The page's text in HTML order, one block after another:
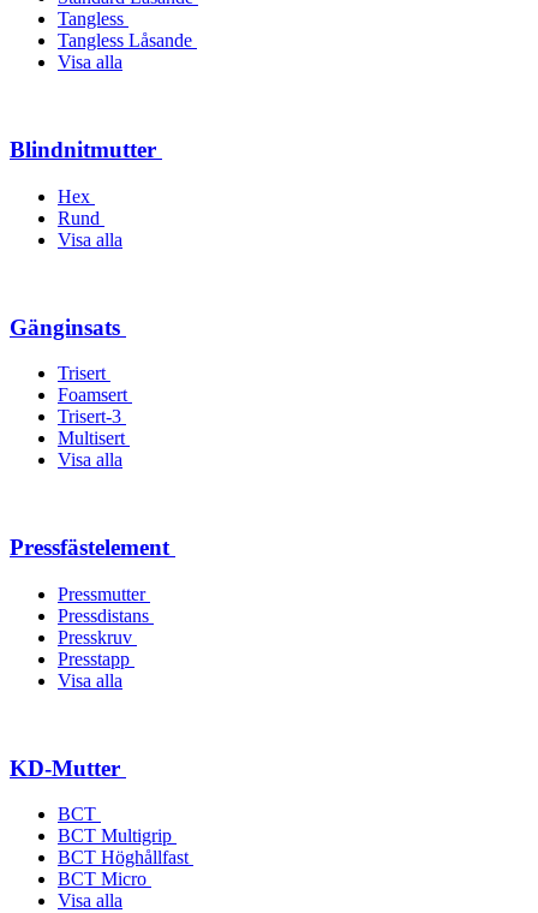
Tangless
Tangless Låsande
Visa alla
Blindnitmutter
Hex
Rund
Visa alla
Gänginsats
Trisert
Foamsert
Trisert-3
Multisert
Visa alla
Pressfästelement
Pressmutter
Pressdistans
Presskruv
Presstapp
Visa alla
KD-Mutter
BCT
BCT Multigrip
BCT Höghållfast
BCT Micro
Visa alla